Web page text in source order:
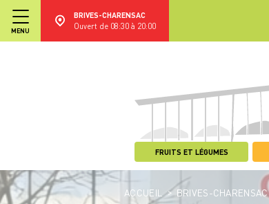
MENU
BRIVES-CHARENSAC
Ouvert de 08:30 à 20:00
FRUITS ET LÉGUMES
ACCUEIL > BRIVES-CHARENSAC